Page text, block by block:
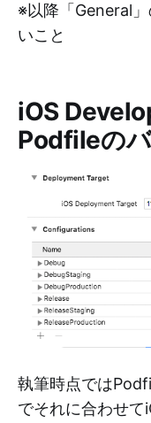
※以降「General
いこと
iOS
Podfileの
執筆時点では
でそれに合わせ